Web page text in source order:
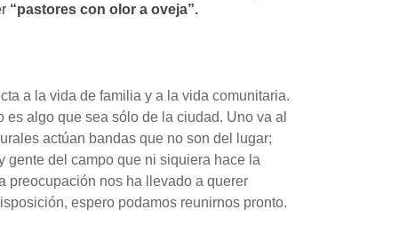
“pastores con olor a oveja”.
a la vida de familia y a la vida comunitaria.
algo que sea sólo de la ciudad. Uno va al
actúan bandas que no son del lugar;
gente del campo que ni siquiera hace la
preocupación nos ha llevado a querer
espero podamos reunirnos pronto.